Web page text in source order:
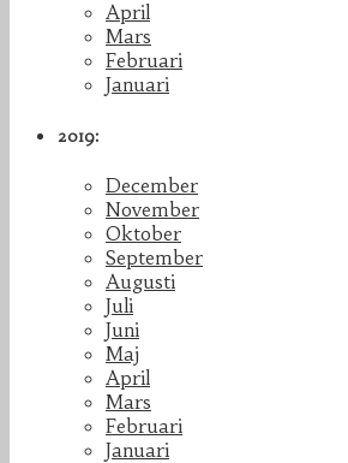
April
Mars
Februari
Januari
2019:
December
November
Oktober
September
Augusti
Juli
Juni
Maj
April
Mars
Februari
Januari